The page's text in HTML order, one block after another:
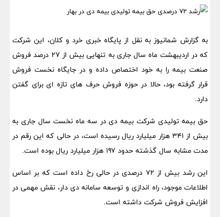
به گزارش شمانیوز به نقل از پایگاه خبری خرد و کلان، این شرکت
که در اردیبهشت ماه سال جاری به تنهایی بیش از ۲۷ درصد فروش
صنعت بیمه را به خود اختصاص داده و در جایگاه نخست فروش
قرار گرفته بود، حالا در حوزه فروش حرف های تازه ای برای گفتن
دارد.
حق بیمه تولیدی شرکت بیمه دی در سه ماه نخست سال جاری به
بیش از ۳۴۱ هزار میلیارد ریال رسیده است، در حالی که این رقم در
مدت مشابه سال گذشته حدود ۱۹۷ هزار میلیارد ریال بوده است.
این رشد بیش از ۷۲ درصدی در حالی رخ داده است که بر اساس
اطلاعات موجود، راه اندازی و توسعه سامانه دی دار، نقش مهمی در
افزایش فروش شرکت داشته است.